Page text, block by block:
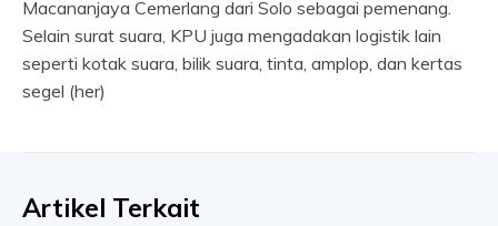
Macananjaya Cemerlang dari Solo sebagai pemenang.
Selain surat suara, KPU juga mengadakan logistik lain
seperti kotak suara, bilik suara, tinta, amplop, dan kertas
segel (her)
Artikel Terkait